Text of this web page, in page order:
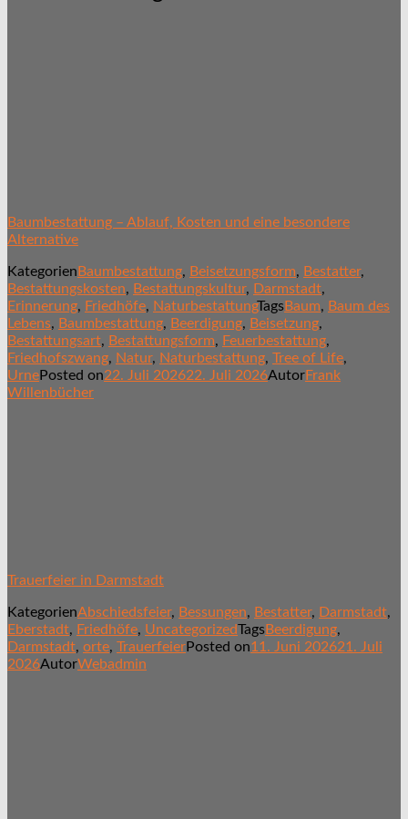
Baumbestattung – Ablauf, Kosten und eine besondere
Alternative
Kategorien Baumbestattung, Beisetzungsform, Bestatter,
Bestattungskosten, Bestattungskultur, Darmstadt,
Erinnerung, Friedhöfe, NaturbestattungTagsBaum, Baum des
Lebens, Baumbestattung, Beerdigung, Beisetzung,
Bestattungsart, Bestattungsform, Feuerbestattung,
Friedhofszwang, Natur, Naturbestattung, Tree of Life,
UrnePosted on22. Juli 202622. Juli 2026AutorFrank
Willenbücher
Trauerfeier in Darmstadt
KategorienAbschiedsfeier, Bessungen, Bestatter, Darmstadt,
Eberstadt, Friedhöfe, UncategorizedTagsBeerdigung,
Darmstadt, orte, TrauerfeierPosted on11. Juni 202621. Juli
2026AutorWebadmin